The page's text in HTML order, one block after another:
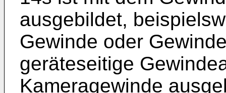
ausgebildet,
Gewinde oder
geräteseitige
Kameragewinde